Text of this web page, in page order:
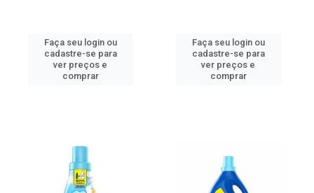
Faça seu login ou
cadastre-se para
ver preços e
comprar
Faça seu login ou
cadastre-se para
ver preços e
comprar